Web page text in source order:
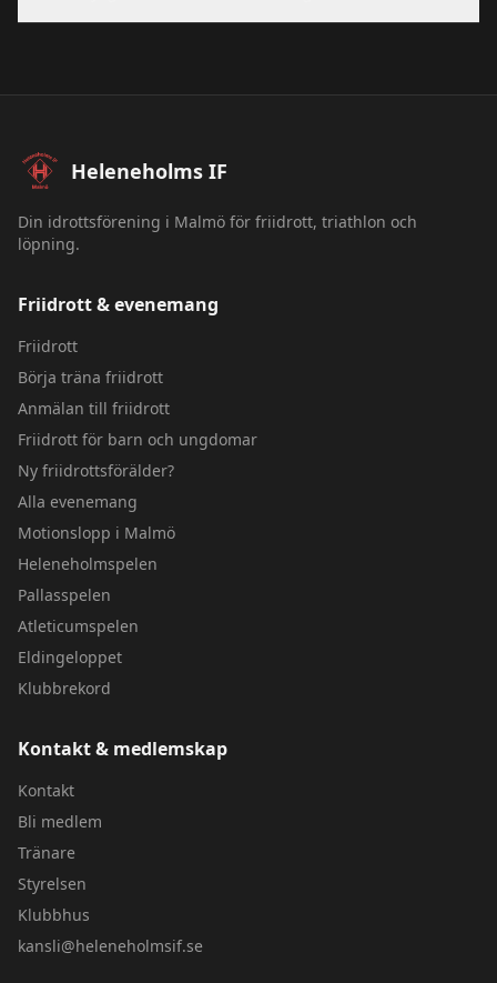
Sidfot – Heleneholms IF
Heleneholms IF
Din idrottsförening i Malmö för friidrott, triathlon och
löpning.
Friidrott & evenemang
Friidrott
Börja träna friidrott
Anmälan till friidrott
Friidrott för barn och ungdomar
Ny friidrottsförälder?
Alla evenemang
Motionslopp i Malmö
Heleneholmspelen
Pallasspelen
Atleticumspelen
Eldingeloppet
Klubbrekord
Kontakt & medlemskap
Kontakt
Bli medlem
Tränare
Styrelsen
Klubbhus
kansli@heleneholmsif.se